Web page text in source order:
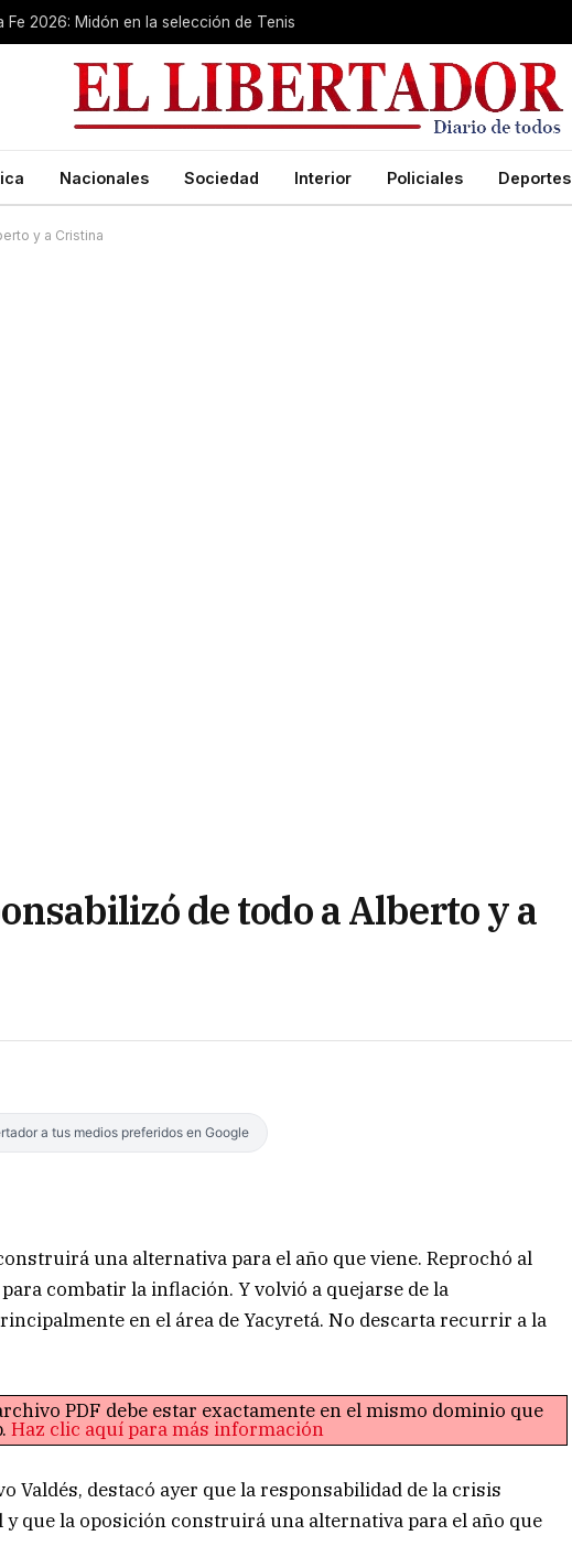
Fe 2026: Midón en la selección de Tenis
Nacionales Sociedad Interior Policiales Deportes
y a Cristina
de todo a Alberto y a
a tus medios preferidos en Google
una alternativa para el año que viene. Reprochó al
combatir la inflación. Y volvió a quejarse de la
en el área de Yacyretá. No descarta recurrir a la
PDF debe estar exactamente en el mismo dominio que
Haz clic aquí para más información
Valdés, destacó ayer que la responsabilidad de la crisis
que la oposición construirá una alternativa para el año que